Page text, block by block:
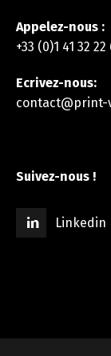
Appelez-nous :
+33 (0)1 41 32 22
Ecrivez-nous:
contact@print-
Suivez-nous !
Linkedin